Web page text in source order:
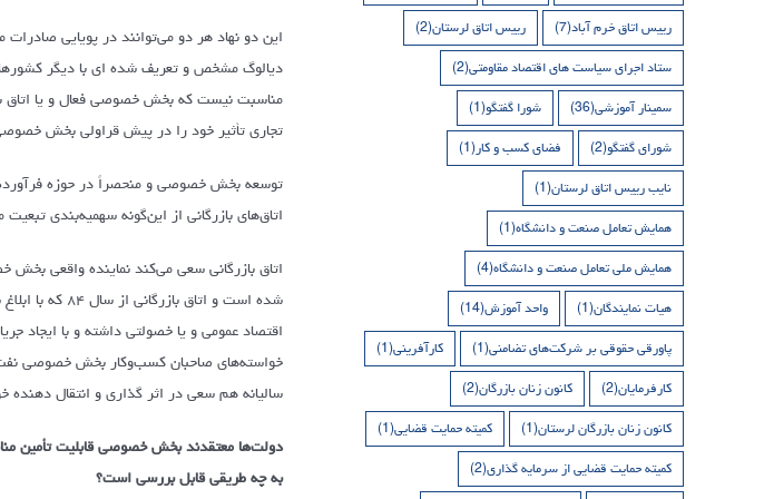
این دو نهاد هر دو می‌توانند در پویایی
دیالوگ مشخص و تعریف شده ای با دیگر کشورها
مناسبت نیست که بخش خصوصی فعال و یا اتاق
تجاری تأثیر خود را در پیش قراولی بخش خصوصی
اتاق‌های بازرگانی از این‌گونه سهمیه‌بندی
اتاق بازرگانی سعی می‌کند نماینده واقعی
اقتصاد عمومی و یا خصولتی داشته و با ایجاد
خواسته‌های صاحبان کسب‌وکار بخش خصوصی نفت
سالیانه هم سعی در اثر گذاری و انتقال
دولت‌ها معتقدند بخش خصوصی قابلیت تأمین
به چه طریقی قابل بررسی است؟
رییس اتاق خرم آباد(7) رییس اتاق لرستان(2)
ستاد اجرای سیاست های اقتصاد مقاومتی(2)
سمینار آموزشی(36) شورا گفتگو(1)
شورای گفتگو(2) فضای کسب و کار(1)
نایب رییس اتاق لرستان(1)
همایش تعامل صنعت و دانشگاه(1)
همایش ملی تعامل صنعت و دانشگاه(4)
هیات نمایندگان(1) واحد آموزش(14)
پاورقی حقوقی بر شرکت‌های تضامنی(1) کارآفرینی(1)
کارفرمایان(2) کانون زنان بازرگان(2)
کانون زنان بازرگان لرستان(1) کمیته حمایت قضایی(1)
کمیته حمایت قضایی از سرمایه گذاری(2)